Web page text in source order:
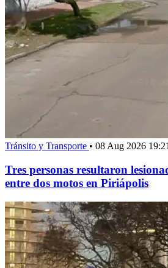
Tránsito y Transporte • 08 Aug 2026 19:21
Tres personas resultaron
entre dos motos en Piriápolis